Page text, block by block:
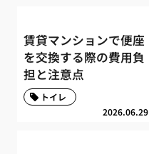
賃貸マンションで便座
を交換する際の費用負
担と注意点
2026.06.29
トイレ